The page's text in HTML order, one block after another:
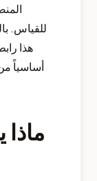
للقياس.
هذا
أساسياً